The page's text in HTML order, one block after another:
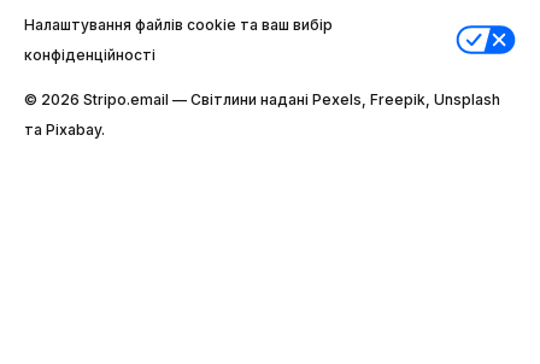
Налаштування файлів cookie та ваш вибір
конфіденційності
© 2026 Stripо.email — Світлини надані Pexels, Freepik, Unsplash
та Pixabay.